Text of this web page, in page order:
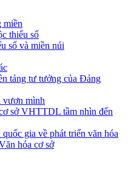
miền
thiểu số
số và miền núi
tảng tư tưởng của Đảng
vươn mình
sở VHTTDL tầm nhìn đến
gia về phát triển văn hóa
hóa cơ sở